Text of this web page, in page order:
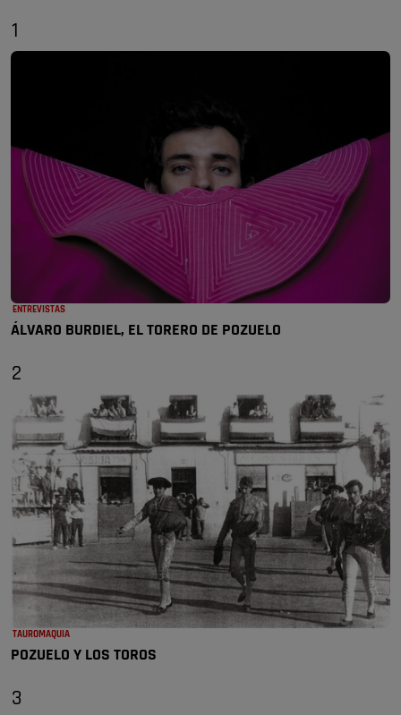
1
ENTREVISTAS
ÁLVARO BURDIEL, EL TORERO DE POZUELO
2
TAUROMAQUIA
POZUELO Y LOS TOROS
3